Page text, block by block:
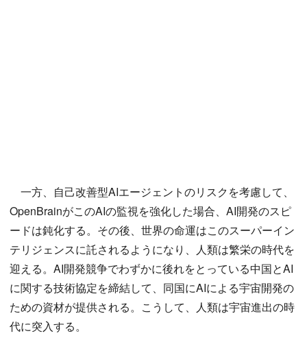
一方、自己改善型AIエージェントのリスクを考慮して、
OpenBrainがこのAIの監視を強化した場合、AI開発のスピ
ードは鈍化する。その後、世界の命運はこのスーパーイン
テリジェンスに託されるようになり、人類は繁栄の時代を
迎える。AI開発競争でわずかに後れをとっている中国とAI
に関する技術協定を締結して、同国にAIによる宇宙開発の
ための資材が提供される。こうして、人類は宇宙進出の時
代に突入する。